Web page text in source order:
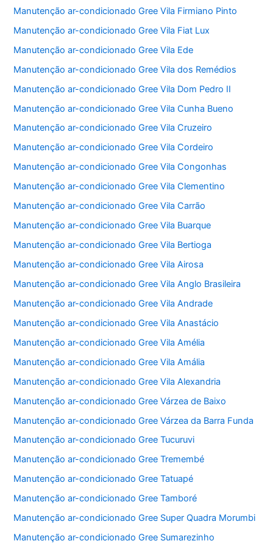
Manutenção ar-condicionado Gree Vila Firmiano Pinto
Manutenção ar-condicionado Gree Vila Fiat Lux
Manutenção ar-condicionado Gree Vila Ede
Manutenção ar-condicionado Gree Vila dos Remédios
Manutenção ar-condicionado Gree Vila Dom Pedro II
Manutenção ar-condicionado Gree Vila Cunha Bueno
Manutenção ar-condicionado Gree Vila Cruzeiro
Manutenção ar-condicionado Gree Vila Cordeiro
Manutenção ar-condicionado Gree Vila Congonhas
Manutenção ar-condicionado Gree Vila Clementino
Manutenção ar-condicionado Gree Vila Carrão
Manutenção ar-condicionado Gree Vila Buarque
Manutenção ar-condicionado Gree Vila Bertioga
Manutenção ar-condicionado Gree Vila Airosa
Manutenção ar-condicionado Gree Vila Anglo Brasileira
Manutenção ar-condicionado Gree Vila Andrade
Manutenção ar-condicionado Gree Vila Anastácio
Manutenção ar-condicionado Gree Vila Amélia
Manutenção ar-condicionado Gree Vila Amália
Manutenção ar-condicionado Gree Vila Alexandria
Manutenção ar-condicionado Gree Várzea de Baixo
Manutenção ar-condicionado Gree Várzea da Barra Funda
Manutenção ar-condicionado Gree Tucuruvi
Manutenção ar-condicionado Gree Tremembé
Manutenção ar-condicionado Gree Tatuapé
Manutenção ar-condicionado Gree Tamboré
Manutenção ar-condicionado Gree Super Quadra Morumbi
Manutenção ar-condicionado Gree Sumarezinho